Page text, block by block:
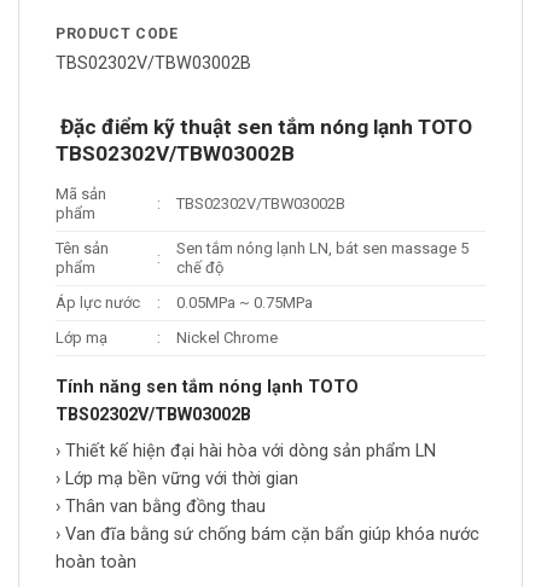
PRODUCT CODE
TBS02302V/TBW03002B
Đặc điểm kỹ thuật sen tắm nóng lạnh TOTO
TBS02302V/TBW03002B
Mã sản
phẩm
: TBS02302V/TBW03002B
Tên sản
phẩm
:
Sen tắm nóng lạnh LN, bát sen massage 5
chế độ
Áp lực nước
:
0.05MPa ~ 0.75MPa
Lớp mạ
: Nickel Chrome
Tính năng sen tắm nóng lạnh TOTO
TBS02302V/TBW03002B
› Thiết kế hiện đại hài hòa với dòng sản phẩm LN
› Lớp mạ bền vững với thời gian
› Thân van bằng đồng thau
› Van đĩa bằng sứ chống bám cặn bẩn giúp khóa nước
hoàn toàn